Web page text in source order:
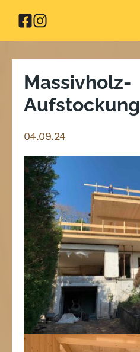
Inhalt
springen
Massivholz-
Aufstockung
04.09.24